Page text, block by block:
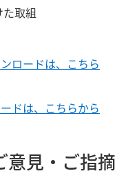
取組
ロードは、こちら
ドは、こちらから
意見・ご指摘